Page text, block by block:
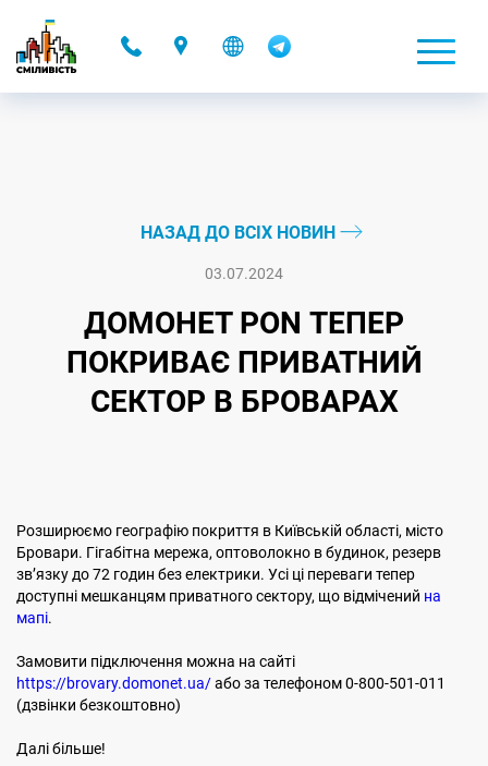
НАЗАД ДО ВСІХ НОВИН
03.07.2024
ДОМОНЕТ PON ТЕПЕР
ПОКРИВАЄ ПРИВАТНИЙ
СЕКТОР В БРОВАРАХ
Розширюємо географію покриття в Київській області, місто
Бровари. Гігабітна мережа, оптоволокно в будинок, резерв
звʼязку до 72 годин без електрики. Усі ці переваги тепер
доступні мешканцям приватного сектору, що відмічений на
мапі.
Замовити підключення можна на сайті
https://brovary.domonet.ua/або за телефоном 0-800-501-011
(дзвінки безкоштовно)
Далі більше!